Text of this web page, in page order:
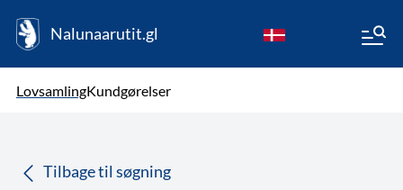
Nalunaarutit.gl
LovsamlingKundgørelser
Tilbage til søgning